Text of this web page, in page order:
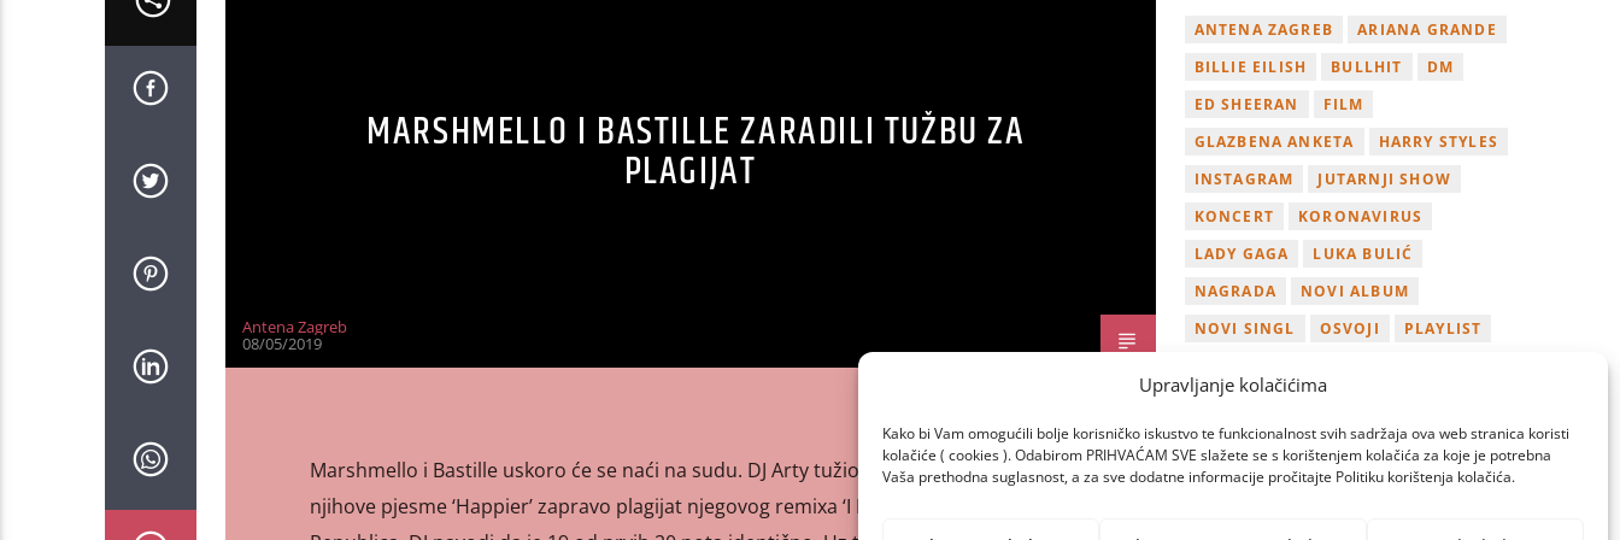
Upravljanje kolačićima
Kako bi Vam omogućili bolje korisničko iskustvo te funkcionalnost svih sadržaja ova web stranica koristi
kolačiće ( cookies ). Odabirom PRIHVAĆAM SVE slažete se s korištenjem kolačića za koje je potrebna
Vaša prethodna suglasnost, a za sve dodatne informacije pročitajte Politiku korištenja kolačića.
MARSHMELLO I BASTILLE ZARADILI TUŽBU ZA
PLAGIJAT
Antena Zagreb
08/05/2019
Marshmello i Bastille uskoro će se naći na sudu. DJ Arty tužio ih je da je melodija
njihove pjesme ‘Happier’ zapravo plagijat njegovog remixa ‘I Lived’ od One
ANTENA ZAGREB
ARIANA GRANDE
BILLIE EILISH
BULLHIT
DM
ED SHEERAN
FILM
GLAZBENA ANKETA
HARRY STYLES
INSTAGRAM
JUTARNJI SHOW
KONCERT
KORONAVIRUS
LADY GAGA
LUKA BULIĆ
NAGRADA
NOVI ALBUM
NOVI SINGL
OSVOJI
PLAYLIST
TWITTER
ZAGREB